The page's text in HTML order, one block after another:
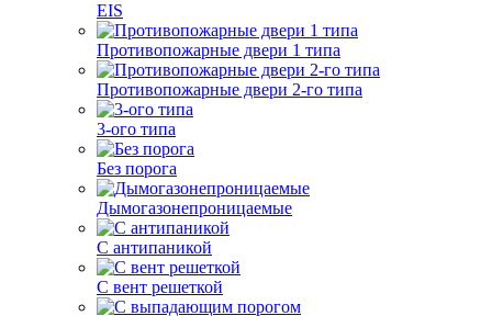
EIS
Противопожарные двери 1 типа
Противопожарные двери 2-го типа
3-ого типа
Без порога
Дымогазонепроницаемые
С антипаникой
С вент решеткой